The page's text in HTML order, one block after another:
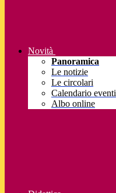
Novità
Panoramica
Le notizie
Le circolari
Calendario eventi
Albo online